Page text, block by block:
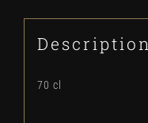
Description
70 cl